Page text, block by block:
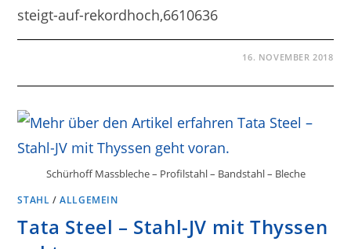
steigt-auf-rekordhoch,6610636
16. NOVEMBER 2018
Schürhoff Massbleche – Profilstahl – Bandstahl – Bleche
STAHL /ALLGEMEIN
Tata Steel – Stahl-JV mit Thyssen